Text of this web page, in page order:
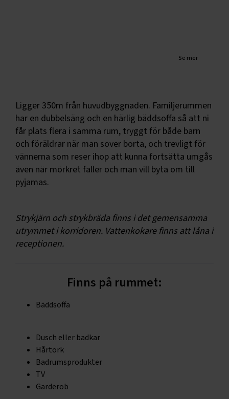
Se mer
Ligger 350m från huvudbyggnaden. Familjerummen
har en dubbelsäng och en härlig bäddsoffa så att ni
får plats flera i samma rum, tryggt för både barn
och föräldrar när man sover borta, och trevligt för
vännerna som reser ihop att kunna fortsätta umgås
även när mörkret faller och man vill byta om till
pyjamas.
Strykjärn och strykbräda finns i det gemensamma
utrymmet i korridoren. Vattenkokare finns att låna i
receptionen.
Finns på rummet:
Dusch eller badkar
Hårtork
Badrumsprodukter
TV
Garderob
Bäddsoffa